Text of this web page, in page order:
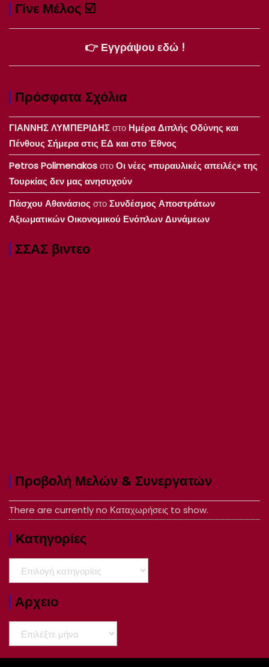
Γίνε Μέλος ☑️
👉 Εγγράψου εδώ !
Πρόσφατα Σχόλια
ΓΙΑΝΝΗΣ ΛΥΜΠΕΡΙΔΗΣστο Ημέρα Διπλής Οδύνης και
Πένθους Σήμερα στις ΕΔ και στο Έθνος
Petros PolimenakosστοΟι νέες «πυραυλικές απειλές» της
Τουρκίας δεν μας ανησυχούν
Πάσχου Αθανάσιος στοΣυνδέσμος Αποστράτων
Αξιωματικών Οικονομικού Ενόπλων Δυνάμεων
ΣΣΑΣ βιντεο
Προβολή Μελών & Συνεργατών
There are currently no Καταχωρήσεις to show.
Kατηγορίες
Kατηγορίες
Αρχειο
Αρχειο